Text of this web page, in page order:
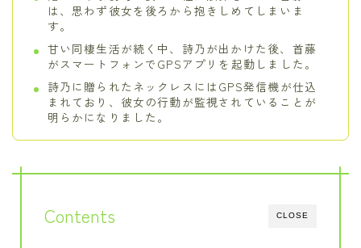
は、思わず彼女を後ろから抱きしめてしまいま
す。
甘い同棲生活が続く中、詩乃が出かけた後、首藤
がスマートフォンでGPSアプリを起動しました。
詩乃に贈られたネックレスにはGPS発信機が仕込
まれており、彼女の行動が監視されていることが
明らかになりました。
CLOSE
Contents